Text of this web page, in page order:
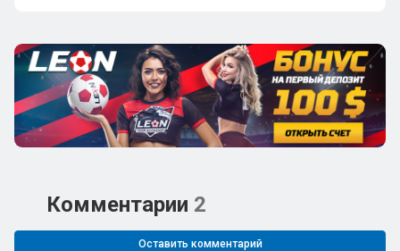
Комментарии 2
Оставить комментарий